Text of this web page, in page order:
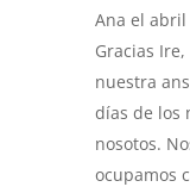
Ana el abril
Gracias
nuestra
días de los
nosotos.
ocupamos